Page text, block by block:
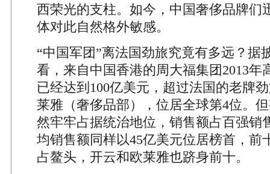
西荣光的支柱。如今，中国奢侈品牌们
体对此自然格外敏感。
“中国军团”离法国劲旅究竟有多远？据
看，来自中国香港的周大福集团2013年
已经达到100亿美元，超过法国的老牌
莱雅（奢侈品部），位居全球第4位。
然牢牢占据统治地位，销售额占百强销
均销售额同样以45亿美元位居榜首，前
占鳌头，开云和欧莱雅也跻身前十。